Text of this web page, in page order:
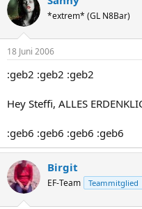
*extrem* (GL N8Bar)
18 Juni 2006
:geb2 :geb2 :geb2
Hey Steffi, ALLES
:geb6 :geb6 :geb6 :geb6
Birgit
EF-Team Teammitglied